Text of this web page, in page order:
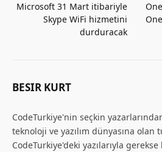
Microsoft 31 Mart itibariyle
Skype WiFi hizmetini
durduracak
BESIR KURT
CodeTurkiye'nin seçkin
teknoloji ve yazılım dünyasına olan
CodeTurkiye'deki yazılarıyla gerekse